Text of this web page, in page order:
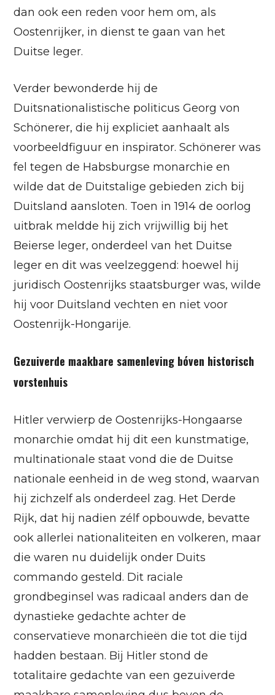
dan ook een reden voor hem om, als
Oostenrijker, in dienst te gaan van het
Duitse leger.
Verder bewonderde hij de
Duitsnationalistische politicus Georg von
Schönerer, die hij expliciet aanhaalt als
voorbeeldfiguur en inspirator. Schönerer was
fel tegen de Habsburgse monarchie en
wilde dat de Duitstalige gebieden zich bij
Duitsland aansloten. Toen in 1914 de oorlog
uitbrak meldde hij zich vrijwillig bij het
Beierse leger, onderdeel van het Duitse
leger en dit was veelzeggend: hoewel hij
juridisch Oostenrijks staatsburger was, wilde
hij voor Duitsland vechten en niet voor
Oostenrijk-Hongarije.
Gezuiverde maakbare samenleving bóven historisch
vorstenhuis
Hitler verwierp de Oostenrijks-Hongaarse
monarchie omdat hij dit een kunstmatige,
multinationale staat vond die de Duitse
nationale eenheid in de weg stond, waarvan
hij zichzelf als onderdeel zag. Het Derde
Rijk, dat hij nadien zélf opbouwde, bevatte
ook allerlei nationaliteiten en volkeren, maar
die waren nu duidelijk onder Duits
commando gesteld. Dit raciale
grondbeginsel was radicaal anders dan de
dynastieke gedachte achter de
conservatieve monarchieën die tot die tijd
hadden bestaan. Bij Hitler stond de
totalitaire gedachte van een gezuiverde